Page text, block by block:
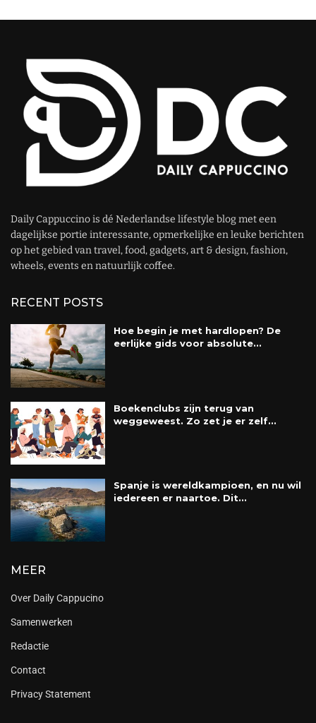
Daily Cappuccino is dé Nederlandse lifestyle blog met een
dagelijkse portie interessante, opmerkelijke en leuke berichten
op het gebied van travel, food, gadgets, art & design, fashion,
wheels, events en natuurlijk coffee.
RECENT POSTS
Hoe begin je met hardlopen? De
eerlijke gids voor absolute...
Boekenclubs zijn terug van
weggeweest. Zo zet je er zelf...
Spanje is wereldkampioen, en nu wil
iedereen er naartoe. Dit...
MEER
Over Daily Cappucino
Samenwerken
Redactie
Contact
Privacy Statement